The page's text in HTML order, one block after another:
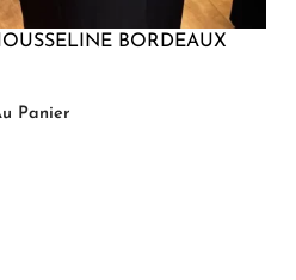
BORDEAUX
Panier